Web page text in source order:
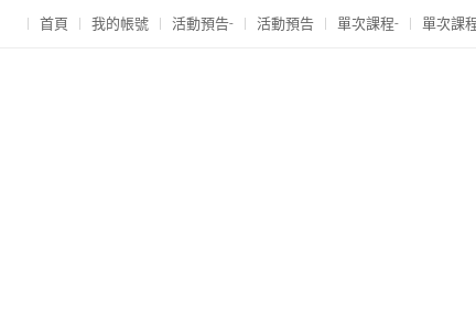
首頁 我的帳號 活動預告- 活動預告 單次課程- 單次課